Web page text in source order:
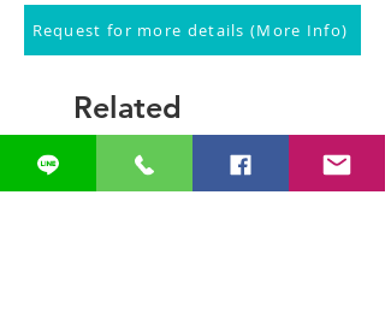
Request for more details (More Info)
Related
Products